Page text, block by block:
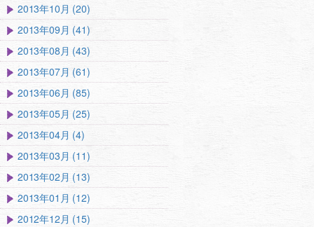
2013年10月 (20)
2013年09月 (41)
2013年08月 (43)
2013年07月 (61)
2013年06月 (85)
2013年05月 (25)
2013年04月 (4)
2013年03月 (11)
2013年02月 (13)
2013年01月 (12)
2012年12月 (15)